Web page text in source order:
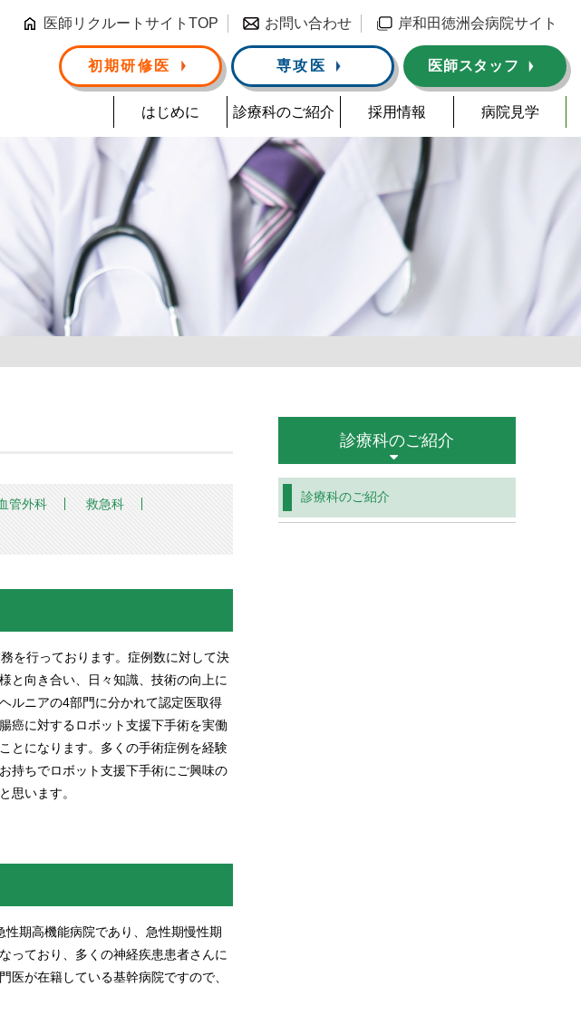
医師リクルートサイトTOP お問い合わせ 岸和田徳洲会病院サイト
初期研修医 専攻医 医師スタッフ
はじめに 診療科のご紹介 採用情報 病院見学
管外科 救急科
を行っております。症例数に対して決
と向き合い、日々知識、技術の向上に
ルニアの4部門に分かれて認定医取得
癌に対するロボット支援下手術を実働
とになります。多くの手術症例を経験
持ちでロボット支援下手術にご興味の
思います。
期高機能病院であり、急性期慢性期
っており、多くの神経疾患患者さんに
が在籍している基幹病院ですので、
診療科のご紹介
診療科のご紹介